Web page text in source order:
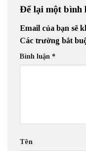
Để lại một bình
Email của bạn sẽ
Các trường bắt
Bình luận *
Tên